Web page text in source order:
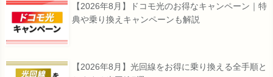
【2026年8月】ドコモ光のお得なキャンペーン｜特
典や乗り換えキャンペーンも解説
【2026年8月】光回線をお得に乗り換える全手順と